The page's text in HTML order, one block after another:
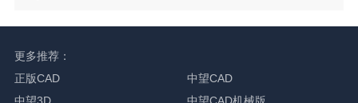
更多推荐：
正版CAD
中望CAD